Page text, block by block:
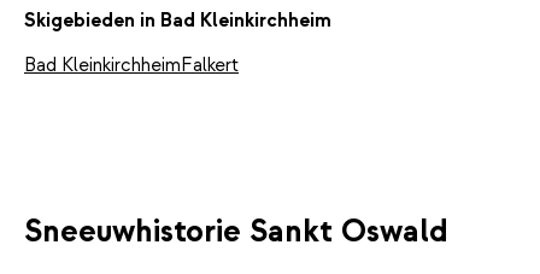
Skigebieden in Bad Kleinkirchheim
Bad KleinkirchheimFalkert
Sneeuwhistorie Sankt Oswald